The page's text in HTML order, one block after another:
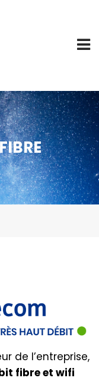
de l’entreprise,
fibre et wifi